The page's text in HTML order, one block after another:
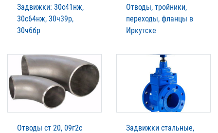
Задвижки: 30с41нж,
30с64нж, 30ч39р,
30ч6бр
Отводы, тройники,
переходы, фланцы в
Иркутске
Отводы ст 20, 09г2с
Задвижки стальные,